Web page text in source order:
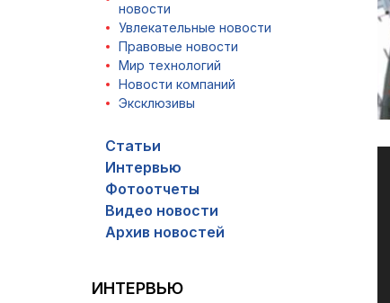
новости
Увлекательные новости
Правовые новости
Мир технологий
Новости компаний
Эксклюзивы
Статьи
Интервью
Фотоотчеты
Видео новости
Архив новостей
ИНТЕРВЬЮ